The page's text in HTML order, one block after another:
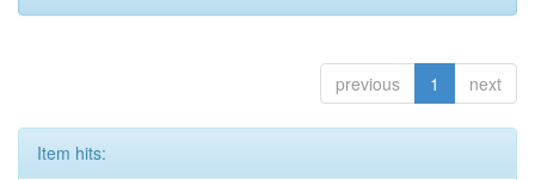
previous 1 next
Item hits: